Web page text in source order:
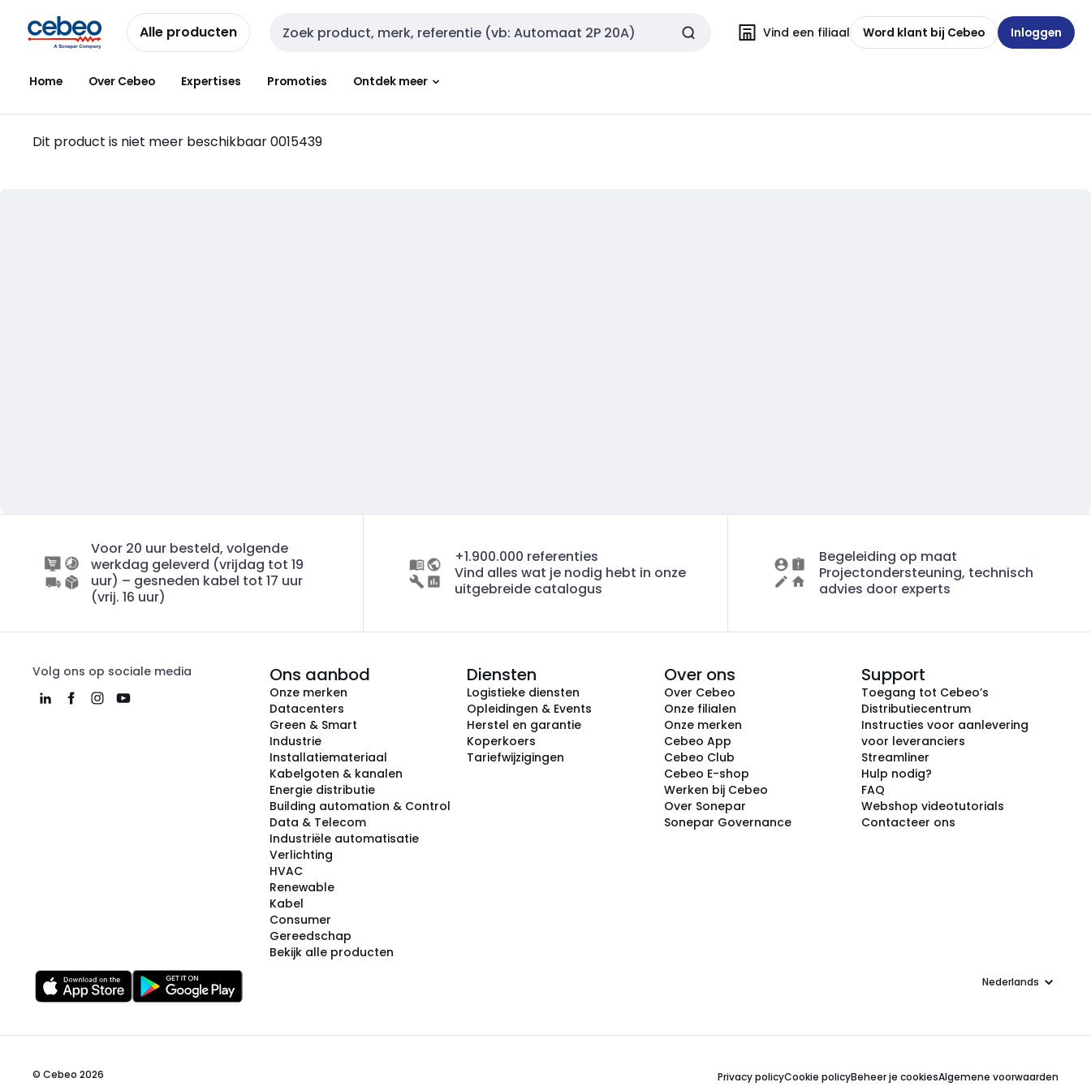
naar
navigatie
naar
inhoud
Alle producten Zoekveld invoer Vind een filiaal Word klant bij Cebeo Inloggen
Home Over Cebeo Expertises Promoties Ontdek meer
Dit product is niet meer beschikbaar0015439
Voor 20 uur besteld, volgende
werkdag geleverd (vrijdag tot 19
uur) – gesneden kabel tot 17 uur
(vrij. 16 uur)
+1.900.000 referenties
Vind alles wat je nodig hebt in onze
uitgebreide catalogus
Begeleiding op maat
Projectondersteuning, technisch
advies door experts
Volg ons op sociale media Ons aanbod
Onze merken
Datacenters
Green & Smart
Industrie
Installatiemateriaal
Kabelgoten & kanalen
Energie distributie
Building automation & Control
Data & Telecom
Industriële automatisatie
Verlichting
HVAC
Renewable
Kabel
Consumer
Gereedschap
Bekijk alle producten
Diensten
Logistieke diensten
Opleidingen & Events
Herstel en garantie
Koperkoers
Tariefwijzigingen
Over ons
Over Cebeo
Onze filialen
Onze merken
Cebeo App
Cebeo Club
Cebeo E-shop
Werken bij Cebeo
Over Sonepar
Sonepar Governance
Support
Toegang tot Cebeo’s
Distributiecentrum
Instructies voor aanlevering
voor leveranciers
Streamliner
Hulp nodig?
FAQ
Webshop videotutorials
Contacteer ons
Taal
© Cebeo 2026 Privacy policyCookie policyBeheer je cookiesAlgemene voorwaarden